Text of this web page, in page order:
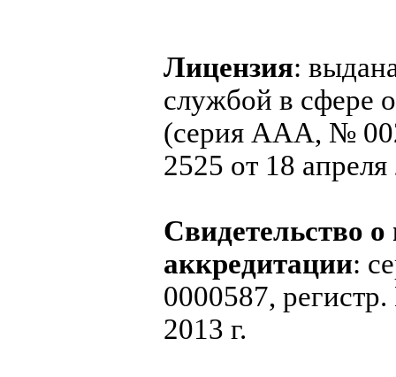
Лицензия:
службой в сфере
(серия ААА, №
2525 от 18 апреля
Свидетельство о
аккредитации:
0000587,
2013 г.